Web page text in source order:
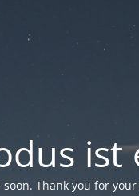
ist
Thank you for